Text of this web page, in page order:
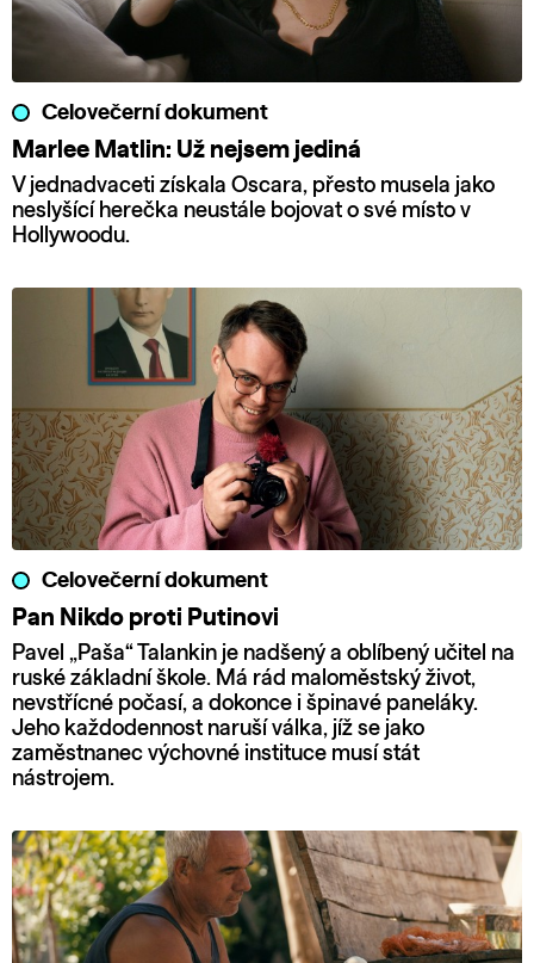
Celovečerní dokument
Marlee Matlin: Už nejsem jediná
V jednadvaceti získala Oscara, přesto musela jako
neslyšící herečka neustále bojovat o své místo v
Hollywoodu.
Celovečerní dokument
Pan Nikdo proti Putinovi
Pavel „Paša“ Talankin je nadšený a oblíbený učitel na
ruské základní škole. Má rád maloměstský život,
nevstřícné počasí, a dokonce i špinavé paneláky.
Jeho každodennost naruší válka, jíž se jako
zaměstnanec výchovné instituce musí stát
nástrojem.